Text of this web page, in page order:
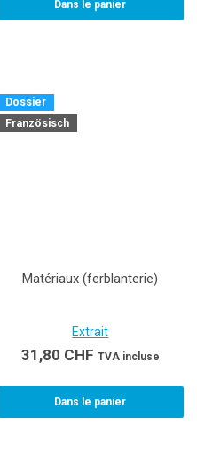
Dans le panier
Dossier
Französisch
Matériaux (ferblanterie)
Extrait
31,80 CHF TVA incluse
Dans le panier